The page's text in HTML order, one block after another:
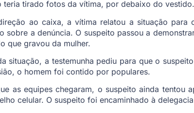
teria tirado fotos da vítima, por debaixo do vestido.
ao caixa, a vítima relatou a situação
sobre a denúncia. O suspeito passou a
que gravou da mulher.
situação, a testemunha pediu para que o
o homem foi contido por populares.
as equipes chegaram, o suspeito ainda tentou
celular. O suspeito foi encaminhado à